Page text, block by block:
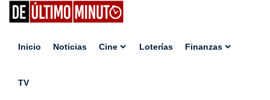
Inicio Noticias Cine Loterías Finanzas
TV